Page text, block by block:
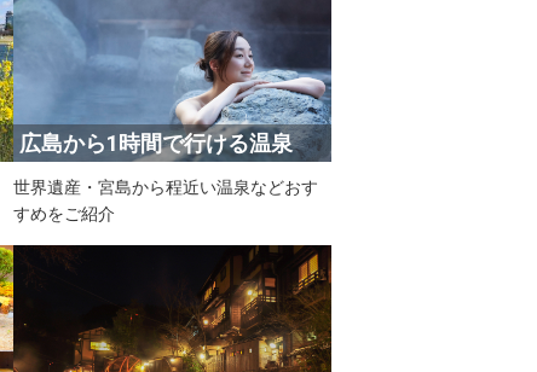
広島から1時間で行ける温泉
世界遺産・宮島から程近い温泉などおす
すめをご紹介